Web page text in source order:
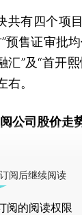
有四个项
”预售证审批
”及“首开
。
阅公司股价走
阅后继续阅读
阅的阅读权限